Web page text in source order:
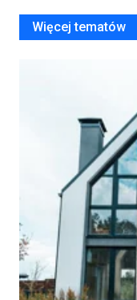
Więcej tematów